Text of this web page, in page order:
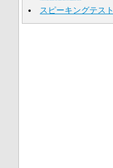
スピーキングテスト